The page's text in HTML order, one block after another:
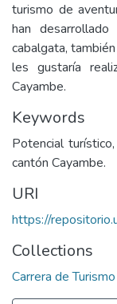
turismo de
han
cabalgata,
les gustaría
Cayambe.
Keywords
Potencial
cantón Cayambe.
URI
https://
Collections
Carrera de